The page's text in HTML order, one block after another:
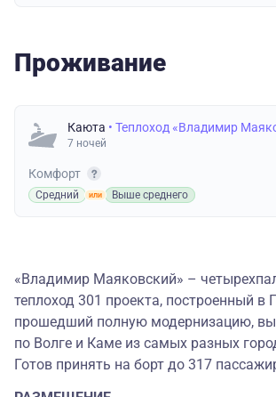
Проживание
Каюта • Теплоход «Владимир
7 ночей
Комфорт
Средний Выше среднего
«Владимир Маяковский» –
теплоход 301 проекта, построенный в
прошедший полную модернизацию,
по Волге и Каме из самых разных
Готов принять на борт до 317